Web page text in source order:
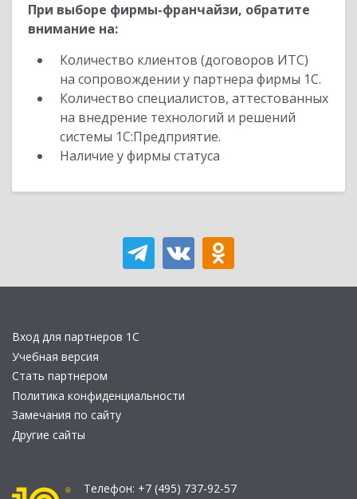
При выборе фирмы-франчайзи, обратите
внимание на:
Количество клиентов (договоров ИТС)
на сопровождении у партнера фирмы 1С.
Количество специалистов, аттестованных
на внедрение технологий и решений
системы 1С:Предприятие.
Наличие у фирмы статуса
Вход для партнеров 1С
Учебная версия
Стать партнером
Политика конфиденциальности
Замечания по сайту
Другие сайты
Телефон: +7 (495) 737-92-57